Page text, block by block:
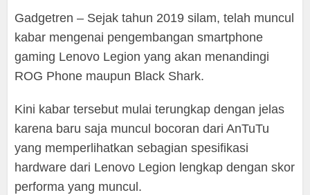
Gadgetren – Sejak tahun 2019 silam, telah muncul
kabar mengenai pengembangan smartphone
gaming Lenovo Legion yang akan menandingi
ROG Phone maupun Black Shark.
Kini kabar tersebut mulai terungkap dengan jelas
karena baru saja muncul bocoran dari AnTuTu
yang memperlihatkan sebagian spesifikasi
hardware dari Lenovo Legion lengkap dengan skor
performa yang muncul.